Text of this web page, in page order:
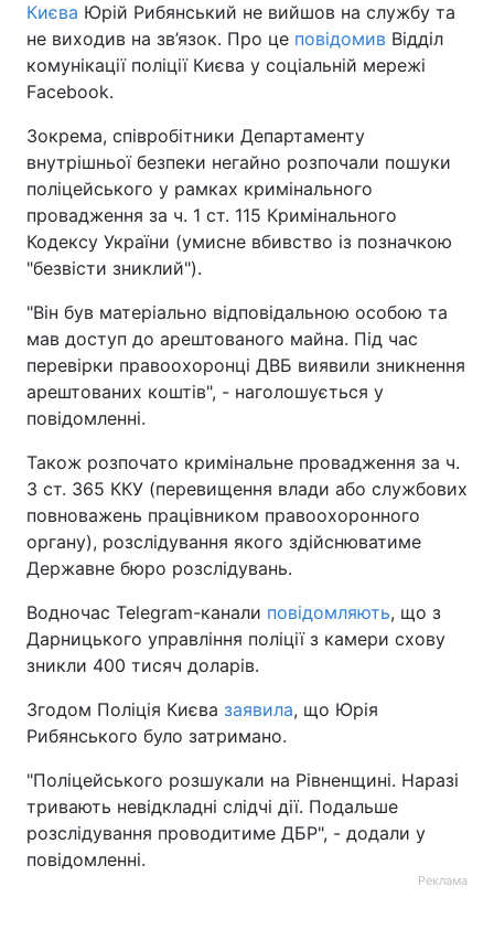
Києва Юрій Рибянський не вийшов на службу та
не виходив на зв’язок. Про це повідомив Відділ
комунікації поліції Києва у соціальній мережі
Facebook.
Зокрема, співробітники Департаменту
внутрішньої безпеки негайно розпочали пошуки
поліцейського у рамках кримінального
провадження за ч. 1 ст. 115 Кримінального
Кодексу України (умисне вбивство із позначкою
"безвісти зниклий").
"Він був матеріально відповідальною особою та
мав доступ до арештованого майна. Під час
перевірки правоохоронці ДВБ виявили зникнення
арештованих коштів", - наголошується у
повідомленні.
Також розпочато кримінальне провадження за ч.
3 ст. 365 ККУ (перевищення влади або службових
повноважень працівником правоохоронного
органу), розслідування якого здійснюватиме
Державне бюро розслідувань.
Водночас Telegram-канали повідомляють, що з
Дарницького управління поліції з камери схову
зникли 400 тисяч доларів.
Згодом Поліція Києва заявила, що Юрія
Рибянського було затримано.
"Поліцейського розшукали на Рівненщині. Наразі
тривають невідкладні слідчі дії. Подальше
розслідування проводитиме ДБР", - додали у
повідомленні.
Реклама